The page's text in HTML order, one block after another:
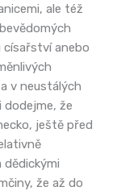
ale též
anebo
v neustálých
dodejme, že
ještě před
že až do